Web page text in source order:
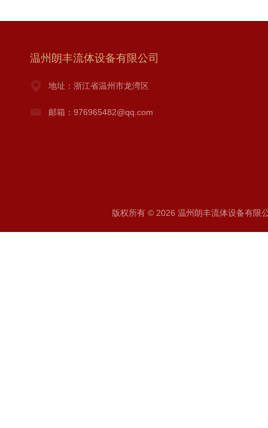
温州朗丰流体设备有限公司
地址：浙江省温州市龙湾区
邮箱：976965482@qq.com
版权所有 © 2026 温州朗丰流体设备有限